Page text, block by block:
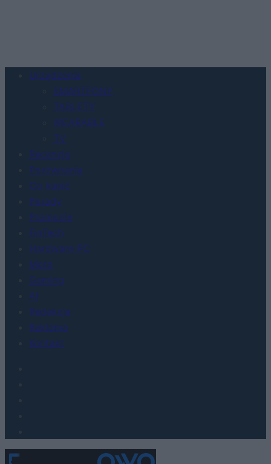
Urządzenia
SMARTFONY
TABLETY
WEARABLE
TV
Recenzje
Porównania
Co kupić
Porady
Promocje
FinTech
Hardware PC
Moto
Gaming
AI
Redakcja
Reklama
Kontakt